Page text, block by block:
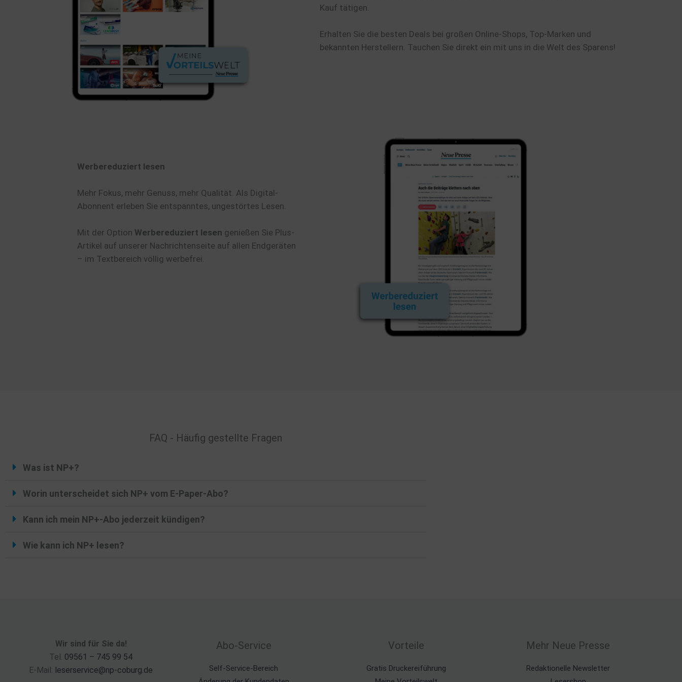
Kauf tätigen.
Erhalten Sie die besten Deals bei großen Online-Shops, Top-Marken und
bekannten Herstellern. Tauchen Sie direkt ein mit uns in die Welt des Sparens!
Werbereduziert lesen
Mehr Fokus, mehr Genuss, mehr Qualität. Als Digital-
Abonnent erleben Sie entspanntes, ungestörtes Lesen.
Mit der Option Werbereduziert lesen genießen Sie Plus-
Artikel auf unserer Nachrichtenseite auf allen Endgeräten
– im Textbereich völlig werbefrei.
FAQ - Häufig gestellte Fragen
Was ist NP+?
Worin unterscheidet sich NP+ vom E-Paper-Abo?
Kann ich mein NP+-Abo jederzeit kündigen?
Wie kann ich NP+ lesen?
Wir sind für Sie da!
Tel. 09561 – 745 99 54
E-Mail: leserservice@np-coburg.de
Abo-Service
Self-Service-Bereich
Vorteile
Gratis Druckereiführung
Mehr Neue Presse
Redaktionelle Newsletter